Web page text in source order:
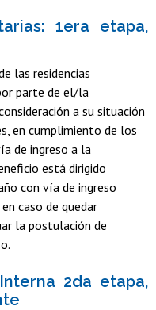
1era etapa,
las residencias
parte de el/la
a su situación
en cumplimiento de los
de ingreso a la
está dirigido
con vía de ingreso
caso de quedar
la postulación de
2da etapa,